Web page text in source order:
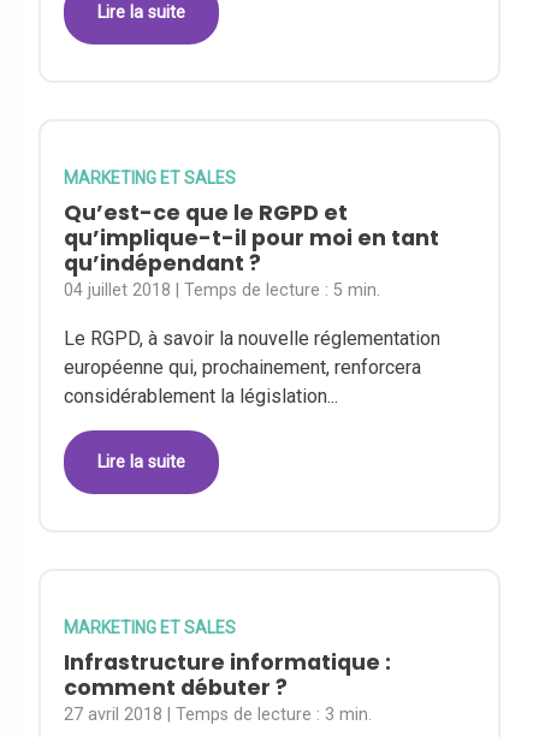
Lire la suite
MARKETING ET SALES
Qu’est-ce que le RGPD et
qu’implique-t-il pour moi en tant
qu’indépendant ?
04 juillet 2018 | Temps de lecture :5 min.
Le RGPD, à savoir la nouvelle réglementation
européenne qui, prochainement, renforcera
considérablement la législation...
Lire la suite
MARKETING ET SALES
Infrastructure informatique :
comment débuter ?
27 avril 2018 | Temps de lecture : 3 min.